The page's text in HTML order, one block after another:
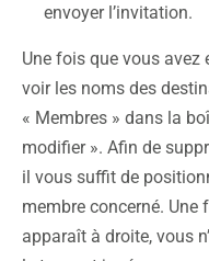
envoyer l’invitation.
Une fois que vous avez
voir les noms des
« Membres » dans la
modifier ». Afin de
il vous suffit de
membre concerné. Une
apparaît à droite, vous